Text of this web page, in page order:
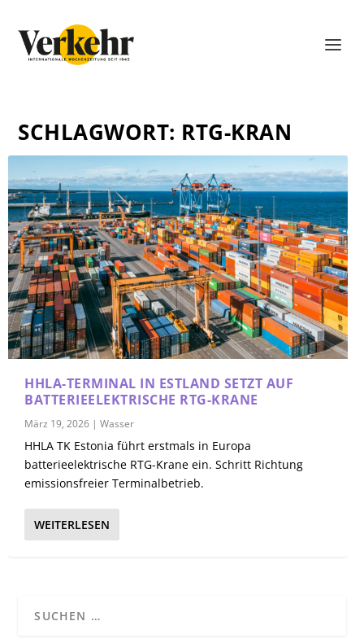
SCHLAGWORT: RTG-KRAN
HHLA-TERMINAL IN ESTLAND SETZT AUF
BATTERIEELEKTRISCHE RTG-KRANE
März 19, 2026 |Wasser
HHLA TK Estonia führt erstmals in Europa
batterieelektrische RTG-Krane ein. Schritt Richtung
emissionsfreier Terminalbetrieb.
WEITERLESEN